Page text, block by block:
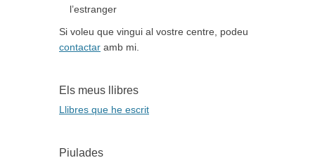
l’estranger
Si voleu que vingui al vostre centre, podeu
contactar amb mi.
Els meus llibres
Llibres que he escrit
Piulades